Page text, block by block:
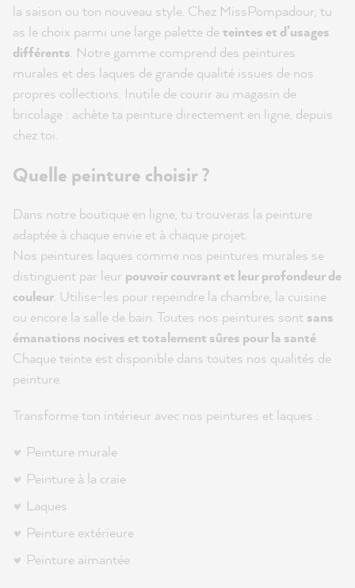
la saison ou ton nouveau style. Chez MissPompadour, tu
as le choix parmi une large palette deteintes et d’usages
différents. Notre gamme comprend des peintures
murales et des laques de grande qualité issues de nos
propres collections. Inutile de courir au magasin de
bricolage : achète ta peinture directement en ligne, depuis
chez toi.
Quelle peinture choisir ?
Dans notre boutique en ligne, tu trouveras la peinture
adaptée à chaque envie et à chaque projet.
Nos peintures laques comme nos peintures murales se
distinguent par leur pouvoir couvrant et leur profondeur de
couleur. Utilise-les pour repeindre la chambre, la cuisine
ou encore la salle de bain. Toutes nos peintures sont sans
émanations nocives et totalement sûres pour la santé.
Chaque teinte est disponible dans toutes nos qualités de
peinture.
Transforme ton intérieur avec nos peintures et laques :
Peinture murale
Peinture à la craie
Laques
Peinture extérieure
Peinture aimantée